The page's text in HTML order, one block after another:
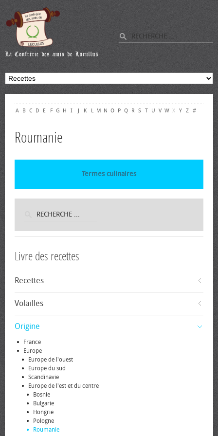
A B C D E F G H I J K L M N O P Q R S T U V W X Y Z #
Roumanie
Termes culinaires
Livre des recettes
Recettes
Volailles
Origine
France
Europe
Europe de l'ouest
Europe du sud
Scandinavie
Europe de l'est et du centre
Bosnie
Bulgarie
Hongrie
Pologne
Roumanie